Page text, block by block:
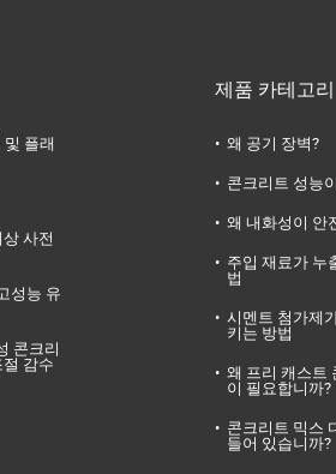
및 플래
사전
성능 유
콘크리
감수
제품 카테고리
왜 공기 장벽?
콘크리트 성능
왜 내화성이 안
주입 재료가 누
법
시멘트 첨가제
키는 방법
왜 프리 캐스트
이 필요합니까?
콘크리트 믹스
들어 있습니까?